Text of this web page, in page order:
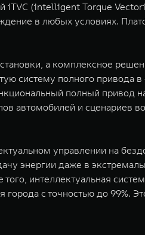
iTVC (intelligent Torque
в любых условиях.
а комплексное
систему полного привода в
полный привод
автомобилей и сценариев
управлении на
энергии даже в
интеллектуальная
с точностью до 99%.